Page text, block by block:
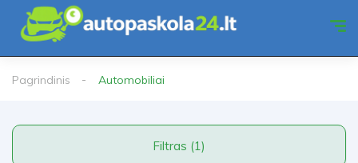
Pagrindinis Automobiliai
Filtras (1)